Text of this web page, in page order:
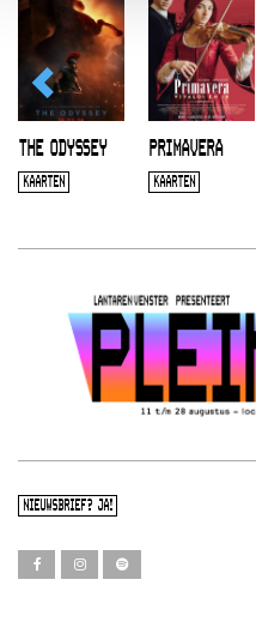
THE ODYSSEY
KAARTEN
PRIMAVERA
KAARTEN
NIEUWSBRIEF? JA!